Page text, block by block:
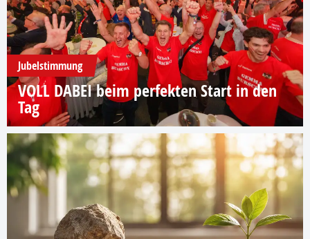
Jubelstimmung
VOLL DABEI beim perfekten Start in den
Tag